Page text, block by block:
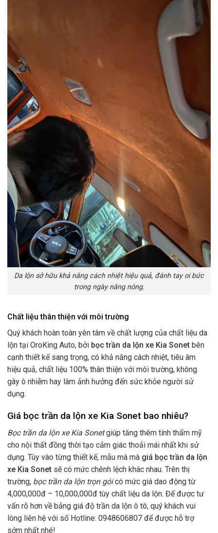
Da lộn sở hữu khả năng cách nhiệt hiệu quả, đánh tay oi bức
trong ngày nắng nóng.
Chất liệu thân thiện với môi trường
Quý khách hoàn toàn yên tâm về chất lượng của chất liệu da
lộn tại OroKing Auto, bởi bọc trần da lộn xe Kia Sonet bên
cạnh thiết kế sang trọng, có khả năng cách nhiệt, tiêu âm
hiệu quả, chất liệu 100% thân thiện với môi trường, không
gây ô nhiễm hay làm ảnh hưởng đến sức khỏe người sử
dụng.
Giá bọc trần da lộn xe Kia Sonet bao nhiêu?
Bọc trần da lộn xe Kia Sonetgiúp tăng thêm tính thẩm mỹ
cho nội thất đồng thời tạo cảm giác thoải mái nhất khi sử
dụng. Tùy vào từng thiết kế, mẫu mà mà giá bọc trần da lộn
xe Kia Sonet sẽ có mức chênh lệch khác nhau. Trên thị
trường, bọc trần da lộn trọn góicó mức giá dao động từ
4,000,000đ – 10,000,000đ tùy chất liệu da lộn. Để được tư
vấn rõ hơn về bảng giá độ trần da lộn ô tô, quý khách vui
lòng liên hệ với số Hotline: 0948606807 để được hỗ trợ
sớm nhất nhé!